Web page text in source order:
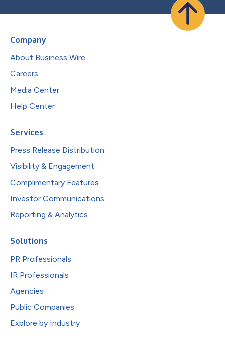
Company
About Business Wire
Careers
Media Center
Help Center
Services
Press Release Distribution
Visibility & Engagement
Complimentary Features
Investor Communications
Reporting & Analytics
Solutions
PR Professionals
IR Professionals
Agencies
Public Companies
Explore by Industry